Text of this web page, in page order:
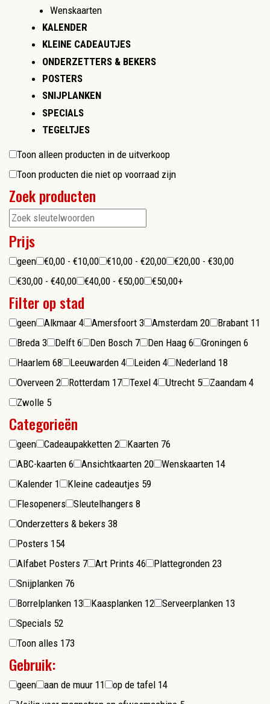
Wenskaarten
KALENDER
KLEINE CADEAUTJES
ONDERZETTERS & BEKERS
POSTERS
SNIJPLANKEN
SPECIALS
TEGELTJES
Toon alleen producten in de uitverkoop
Toon producten die niet op voorraad zijn
Zoek producten
Prijs
geen €0,00 - €10,00 €10,00 - €20,00
€20,00 - €30,00
€30,00 - €40,00
€40,00 - €50,00 €50,00+
Filter op stad
geen Alkmaar 4 Amersfoort 3 Amsterdam 20 Brabant 11
Breda 3 Delft 6 Den Bosch 7 Den Haag 6 Groningen 6
Haarlem 68 Leeuwarden 4 Leiden 4 Nederland 18
Overveen 2 Rotterdam 17 Texel 4 Utrecht 5 Zaandam 4
Zwolle 5
Categorieën
geen Cadeaupakketten 2 Kaarten 76
ABC-kaarten 6 Ansichtkaarten 20 Wenskaarten 14
Kalender 1 Kleine cadeautjes 59
Flesopeners
Sleutelhangers 8
Onderzetters & bekers 38
Posters 154
Alfabet Posters 7 Art Prints 46 Plattegronden 23
Snijplanken 76
Borrelplanken 13 Kaasplanken 12 Serveerplanken 13
Specials 52
Toon alles 173
Gebruik:
geen aan de muur 11 op de tafel 14